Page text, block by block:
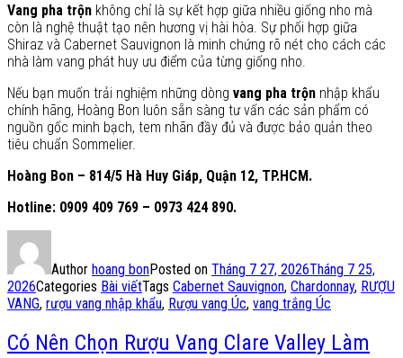
Vang pha trộn không chỉ là sự kết hợp giữa nhiều giống nho mà
còn là nghệ thuật tạo nên hương vị hài hòa. Sự phối hợp giữa
Shiraz và Cabernet Sauvignon là minh chứng rõ nét cho cách các
nhà làm vang phát huy ưu điểm của từng giống nho.
Nếu bạn muốn trải nghiệm những dòng vang pha trộn nhập khẩu
chính hãng, Hoàng Bon luôn sẵn sàng tư vấn các sản phẩm có
nguồn gốc minh bạch, tem nhãn đầy đủ và được bảo quản theo
tiêu chuẩn Sommelier.
Hoàng Bon – 814/5 Hà Huy Giáp, Quận 12, TP.HCM.
Hotline: 0909 409 769 – 0973 424 890.
Author hoang bonPosted on Tháng 7 27, 2026Tháng 7 25,
2026Categories Bài viếtTags Cabernet Sauvignon, Chardonnay, RƯỢU
VANG, rượu vang nhập khẩu, Rượu vang Úc, vang trắng Úc
Có Nên Chọn Rượu Vang Clare Valley Làm